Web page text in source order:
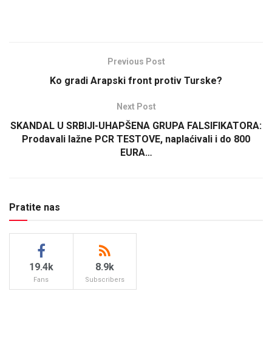
Previous Post
Ko gradi Arapski front protiv Turske?
Next Post
SKANDAL U SRBIJI-UHAPŠENA GRUPA FALSIFIKATORA:
Prodavali lažne PCR TESTOVE, naplaćivali i do 800
EURA…
Pratite nas
19.4k
Fans
8.9k
Subscribers